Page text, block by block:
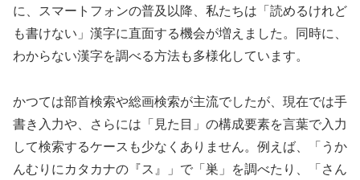
に、スマートフォンの普及以降、私たちは「読めるけれど
も書けない」漢字に直面する機会が増えました。同時に、
わからない漢字を調べる方法も多様化しています。
かつては部首検索や総画検索が主流でしたが、現在では手
書き入力や、さらには「見た目」の構成要素を言葉で入力
して検索するケースも少なくありません。例えば、「うか
んむりにカタカナの『ス』」で「巣」を調べたり、「さん